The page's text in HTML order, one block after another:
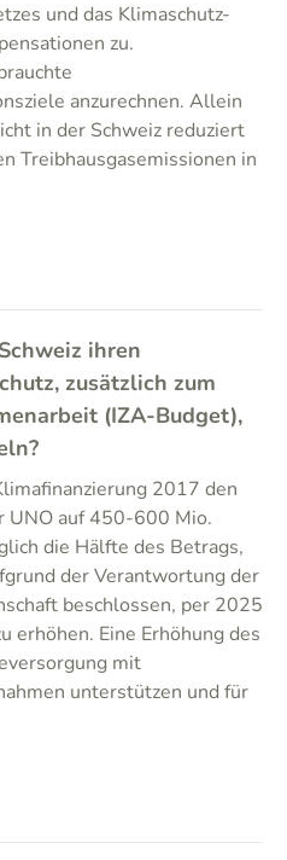
und das Klimaschutz-
zu.
anzurechnen. Allein
in der Schweiz reduziert
Treibhausgasemissionen in
ihren
zusätzlich zum
(IZA-Budget),
2017 den
UNO auf 450-600 Mio.
die Hälfte des Betrags,
der Verantwortung der
beschlossen, per 2025
erhöhen. Eine Erhöhung des
mit
unterstützen und für